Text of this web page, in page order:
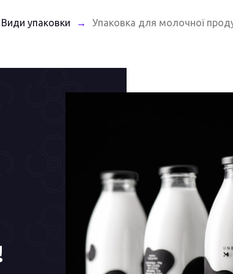
Види упаковки → Упаковка для молочної